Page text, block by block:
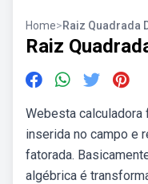
Home>Raiz Quadrada
Raiz
Webesta
inserida no campo e
fatorada.
algébrica é